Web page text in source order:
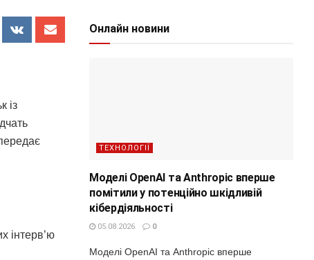
із
інтерв’ю
Онлайн новини
ТЕХНОЛОГІЇ
Моделі OpenAI та Anthropic вперше
помітили у потенційно шкідливій
кібердіяльності
05.08.2026 0
Моделі OpenAI та Anthropic вперше